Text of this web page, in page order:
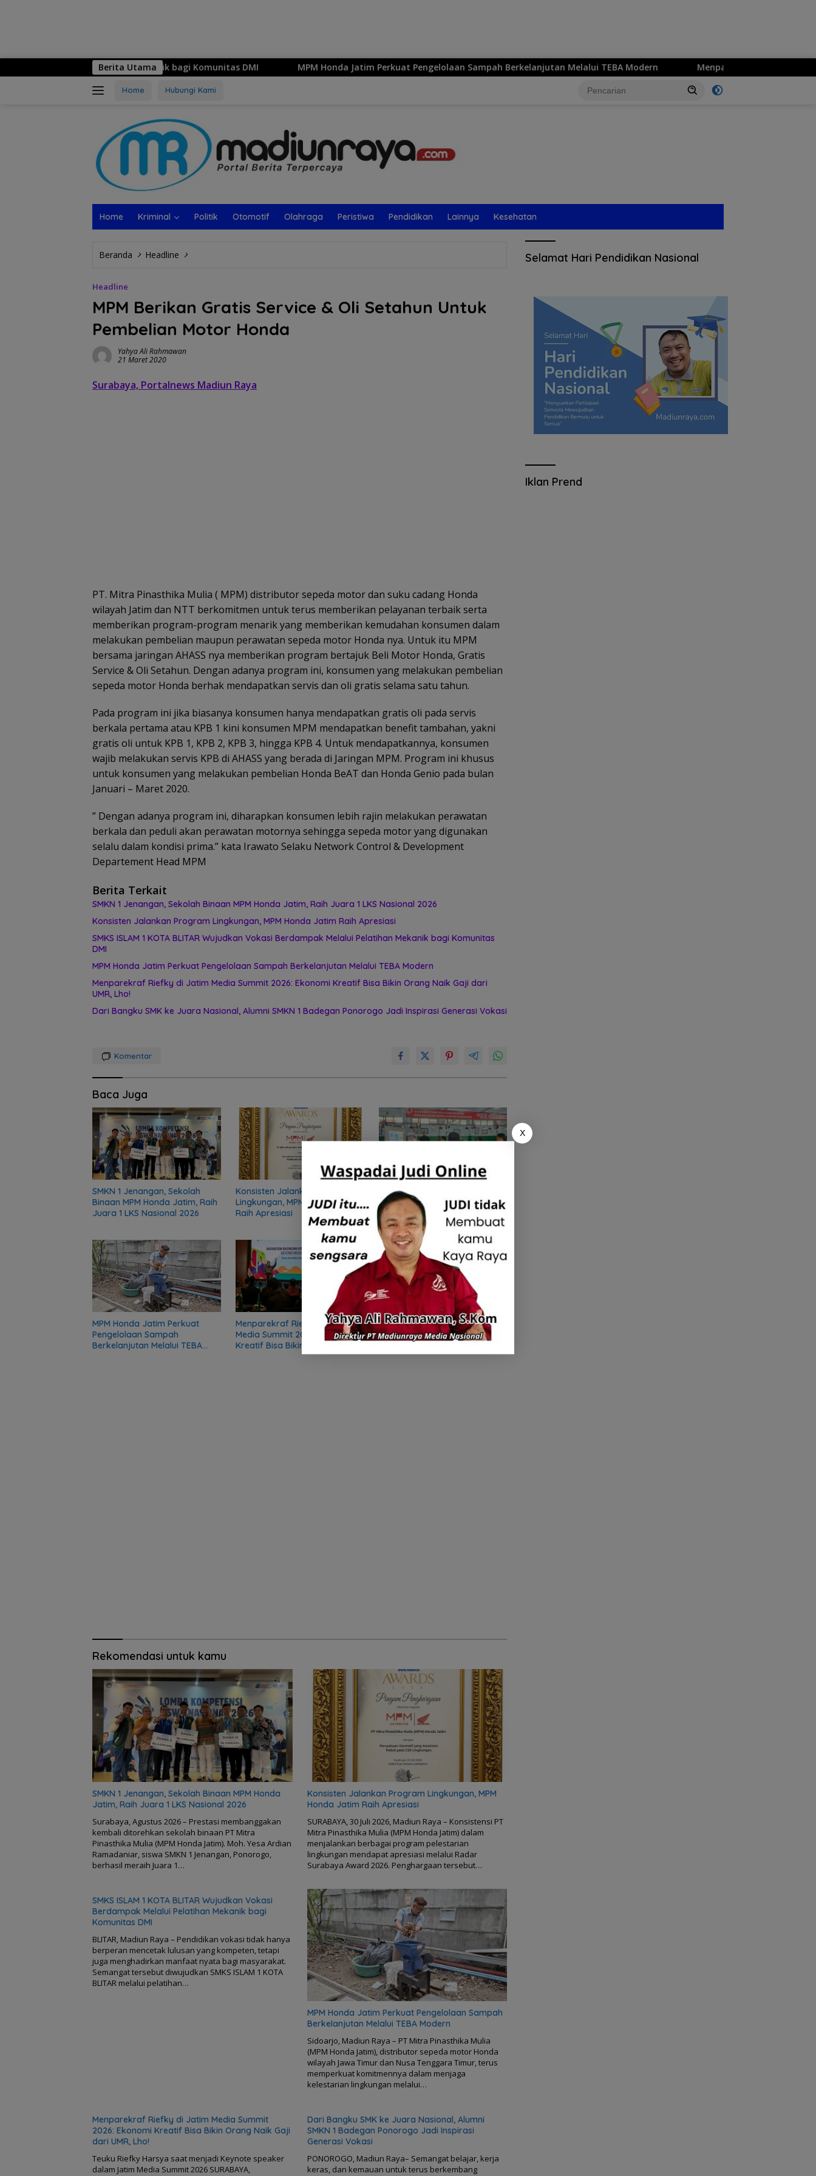
Berita Utama
Pelatihan Mekanik bagi Komunitas DMI MPM Honda Jatim Perkuat Pengelolaan Sampah Berkelanjutan Melalui TEBA Modern Menparekraf Riefky di Jatim Media Summit
Home Hubungi Kami
Home Kriminal Politik Otomotif Olahraga Peristiwa Pendidikan Lainnya Kesehatan
Beranda Headline
Headline
MPM Berikan Gratis Service & Oli Setahun Untuk
Pembelian Motor Honda
Yahya Ali Rahmawan
21 Maret 2020
Surabaya, Portalnews Madiun Raya
PT. Mitra Pinasthika Mulia ( MPM) distributor sepeda motor dan suku cadang Honda
wilayah Jatim dan NTT berkomitmen untuk terus memberikan pelayanan terbaik serta
memberikan program-program menarik yang memberikan kemudahan konsumen dalam
melakukan pembelian maupun perawatan sepeda motor Honda nya. Untuk itu MPM
bersama jaringan AHASS nya memberikan program bertajuk Beli Motor Honda, Gratis
Service & Oli Setahun. Dengan adanya program ini, konsumen yang melakukan pembelian
sepeda motor Honda berhak mendapatkan servis dan oli gratis selama satu tahun.
Pada program ini jika biasanya konsumen hanya mendapatkan gratis oli pada servis
berkala pertama atau KPB 1 kini konsumen MPM mendapatkan benefit tambahan, yakni
gratis oli untuk KPB 1, KPB 2, KPB 3, hingga KPB 4. Untuk mendapatkannya, konsumen
wajib melakukan servis KPB di AHASS yang berada di Jaringan MPM. Program ini khusus
untuk konsumen yang melakukan pembelian Honda BeAT dan Honda Genio pada bulan
Januari – Maret 2020.
” Dengan adanya program ini, diharapkan konsumen lebih rajin melakukan perawatan
berkala dan peduli akan perawatan motornya sehingga sepeda motor yang digunakan
selalu dalam kondisi prima.” kata Irawato Selaku Network Control & Development
Departement Head MPM
Berita Terkait
SMKN 1 Jenangan, Sekolah Binaan MPM Honda Jatim, Raih Juara 1 LKS Nasional 2026
Konsisten Jalankan Program Lingkungan, MPM Honda Jatim Raih Apresiasi
SMKS ISLAM 1 KOTA BLITAR Wujudkan Vokasi Berdampak Melalui Pelatihan Mekanik bagi Komunitas
DMI
MPM Honda Jatim Perkuat Pengelolaan Sampah Berkelanjutan Melalui TEBA Modern
Menparekraf Riefky di Jatim Media Summit 2026: Ekonomi Kreatif Bisa Bikin Orang Naik Gaji dari
UMR, Lho!
Dari Bangku SMK ke Juara Nasional, Alumni SMKN 1 Badegan Ponorogo Jadi Inspirasi Generasi Vokasi
Komentar
Baca Juga
SMKN 1 Jenangan, Sekolah
Binaan MPM Honda Jatim, Raih
Juara 1 LKS Nasional 2026
Konsisten Jalankan Program
Lingkungan, MPM Honda Jatim
Raih Apresiasi
SMKS ISLAM 1 KOTA BLITAR
Wujudkan Vokasi Berdampak
Melalui Pelatihan Mekanik bagi
Komunitas DMI
MPM Honda Jatim Perkuat
Pengelolaan Sampah
Berkelanjutan Melalui TEBA
Menparekraf Riefky di Jatim
Media Summit 2026: Ekonomi
Kreatif Bisa Bikin Orang Naik
Gaji dari UMR, Lho!
Dari Bangku SMK ke Juara
Nasional, Alumni SMKN 1
Badegan Ponorogo Jadi
Inspirasi Generasi Vokasi
Rekomendasi untuk kamu
SMKN 1 Jenangan, Sekolah Binaan MPM Honda
Jatim, Raih Juara 1 LKS Nasional 2026
Surabaya, Agustus 2026 – Prestasi membanggakan
kembali ditorehkan sekolah binaan PT Mitra
Pinasthika Mulia (MPM Honda Jatim). Moh. Yesa Ardian
Ramadaniar, siswa SMKN 1 Jenangan, Ponorogo,
berhasil meraih Juara 1…
Konsisten Jalankan Program Lingkungan, MPM
Honda Jatim Raih Apresiasi
SURABAYA, 30 Juli 2026, Madiun Raya – Konsistensi PT
Mitra Pinasthika Mulia (MPM Honda Jatim) dalam
menjalankan berbagai program pelestarian
lingkungan mendapat apresiasi melalui Radar
Surabaya Award 2026. Penghargaan tersebut…
SMKS ISLAM 1 KOTA BLITAR Wujudkan Vokasi
Berdampak Melalui Pelatihan Mekanik bagi
Komunitas DMI
BLITAR, Madiun Raya – Pendidikan vokasi tidak hanya
berperan mencetak lulusan yang kompeten, tetapi
juga menghadirkan manfaat nyata bagi masyarakat.
Semangat tersebut diwujudkan SMKS ISLAM 1 KOTA
BLITAR melalui pelatihan…
MPM Honda Jatim Perkuat Pengelolaan Sampah
Berkelanjutan Melalui TEBA Modern
Sidoarjo, Madiun Raya – PT Mitra Pinasthika Mulia
(MPM Honda Jatim), distributor sepeda motor Honda
wilayah Jawa Timur dan Nusa Tenggara Timur, terus
memperkuat komitmennya dalam menjaga
kelestarian lingkungan melalui…
Menparekraf Riefky di Jatim Media Summit
2026: Ekonomi Kreatif Bisa Bikin Orang Naik Gaji
dari UMR, Lho!
Teuku Riefky Harsya saat menjadi Keynote speaker
dalam Jatim Media Summit 2026 SURABAYA,
Dari Bangku SMK ke Juara Nasional, Alumni
SMKN 1 Badegan Ponorogo Jadi Inspirasi
Generasi Vokasi
PONOROGO, Madiun Raya– Semangat belajar, kerja
keras, dan kemauan untuk terus berkembang
Selamat Hari Pendidikan Nasional
Iklan Prend
X